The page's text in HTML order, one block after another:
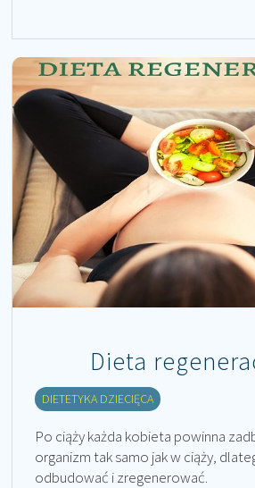
Dieta
DIETETYKA DZIECIĘCA
Po ciąży każda kobieta powinna
organizm tak samo jak w ciąży,
odbudować i zregenerować.